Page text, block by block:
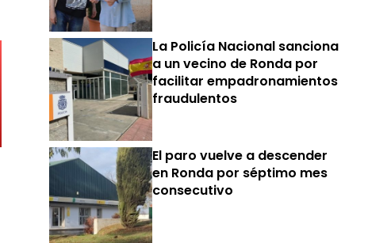
La Policía Nacional sanciona
a un vecino de Ronda por
facilitar empadronamientos
fraudulentos
El paro vuelve a descender
en Ronda por séptimo mes
consecutivo